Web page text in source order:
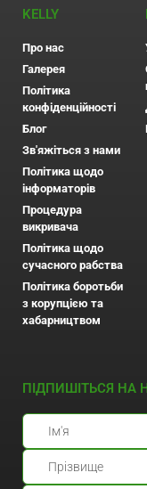
KELLY
Про нас
Галерея
Політика
конфіденційності
Блог
Зв'яжіться з нами
Політика щодо
інформаторів
Процедура
викривача
Політика щодо
сучасного рабства
Політика боротьби
з корупцією та
хабарництвом
ПІДПИШІТЬСЯ НА